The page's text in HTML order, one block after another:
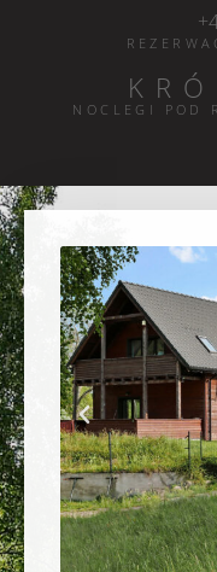
NOCLEGI POD